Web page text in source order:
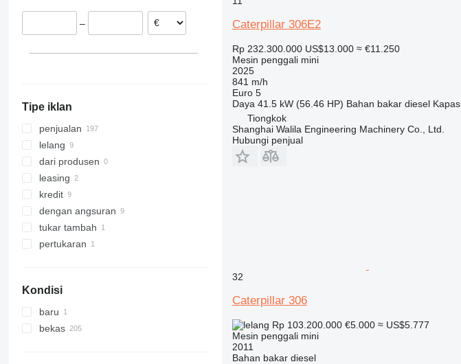
8035
8060
8065
8080
8085
JS
JZ
Belanda
Inggris
–
Tipe iklan
penjualan
lelang
dari produsen
leasing
kredit
dengan angsuran
tukar tambah
pertukaran
Kondisi
baru
bekas
Caterpillar 306E2
Rp 232.300.000 US$13.000 ≈ €11.250
Mesin penggali mini
2025
841 m/h
Euro 5
Daya 41.5 kW (56.46 HP) Bahan bakar diesel
Tiongkok
Shanghai Walila Engineering Machinery Co., Ltd.
Hubungi penjual
32
Caterpillar 306
Rp 103.200.000 €5.000 ≈ US$5.777
Mesin penggali mini
2011
Bahan bakar diesel